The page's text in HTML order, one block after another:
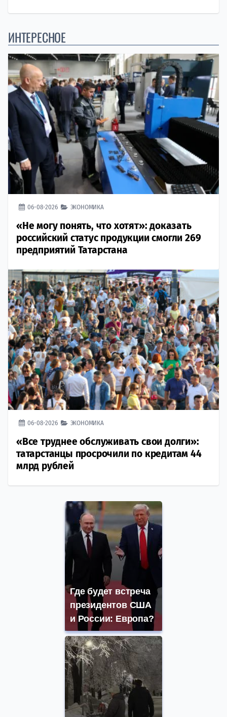
ИНТЕРЕСНОЕ
06-08-2026 ЭКОНОМИКА
«Не могу понять, что хотят»: доказать
российский статус продукции смогли 269
предприятий Татарстана
06-08-2026 ЭКОНОМИКА
«Все труднее обслуживать свои долги»:
татарстанцы просрочили по кредитам 44
млрд рублей
Где будет встреча
президентов США
и России: Европа?